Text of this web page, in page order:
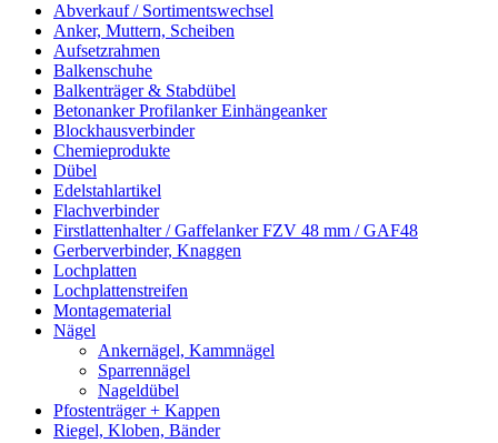
Abverkauf / Sortimentswechsel
Anker, Muttern, Scheiben
Aufsetzrahmen
Balkenschuhe
Balkenträger & Stabdübel
Betonanker Profilanker Einhängeanker
Blockhausverbinder
Chemieprodukte
Dübel
Edelstahlartikel
Flachverbinder
Firstlattenhalter / Gaffelanker FZV 48 mm / GAF48
Gerberverbinder, Knaggen
Lochplatten
Lochplattenstreifen
Montagematerial
Nägel
Ankernägel, Kammnägel
Sparrennägel
Nageldübel
Pfostenträger + Kappen
Riegel, Kloben, Bänder